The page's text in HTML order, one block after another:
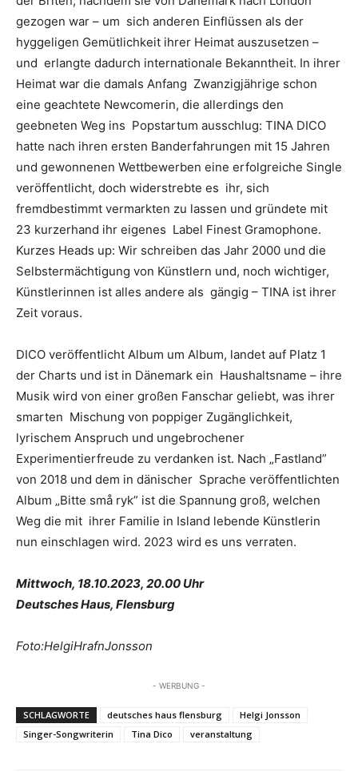
gezogen war – um sich anderen Einflüssen als der
hyggeligen Gemütlichkeit ihrer Heimat auszusetzen –
und erlangte dadurch internationale Bekanntheit. In ihrer
Heimat war die damals Anfang Zwanzigjährige schon
eine geachtete Newcomerin, die allerdings den
geebneten Weg ins Popstartum ausschlug: TINA DICO
hatte nach ihren ersten Banderfahrungen mit 15 Jahren
und gewonnenen Wettbewerben eine erfolgreiche Single
veröffentlicht, doch widerstrebte es ihr, sich
fremdbestimmt vermarkten zu lassen und gründete mit
23 kurzerhand ihr eigenes Label Finest Gramophone.
Kurzes Heads up: Wir schreiben das Jahr 2000 und die
Selbstermächtigung von Künstlern und, noch wichtiger,
Künstlerinnen ist alles andere als gängig – TINA ist ihrer
Zeit voraus.
DICO veröffentlicht Album um Album, landet auf Platz 1
der Charts und ist in Dänemark ein Haushaltsname – ihre
Musik wird von einer großen Fanschar geliebt, was ihrer
smarten Mischung von poppiger Zugänglichkeit,
lyrischem Anspruch und ungebrochener
Experimentierfreude zu verdanken ist. Nach „Fastland”
von 2018 und dem in dänischer Sprache veröffentlichten
Album „Bitte små ryk” ist die Spannung groß, welchen
Weg die mit ihrer Familie in Island lebende Künstlerin
nun einschlagen wird. 2023 wird es uns verraten.
Mittwoch, 18.10.2023, 20.00 Uhr
Deutsches Haus, Flensburg
Foto:HelgiHrafnJonsson
- WERBUNG -
SCHLAGWORTE deutsches haus flensburg
Helgi Jonsson
Singer-Songwriterin
Tina Dico veranstaltung